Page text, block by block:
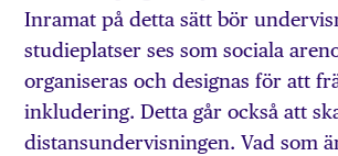
Inramat på detta sätt bör
studieplatser ses som sociala
organiseras och designas för att
inkludering. Detta går också att
distansundervisningen. Vad som